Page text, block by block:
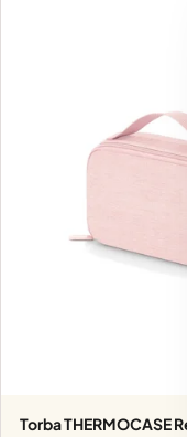
Torba THERMOCASE